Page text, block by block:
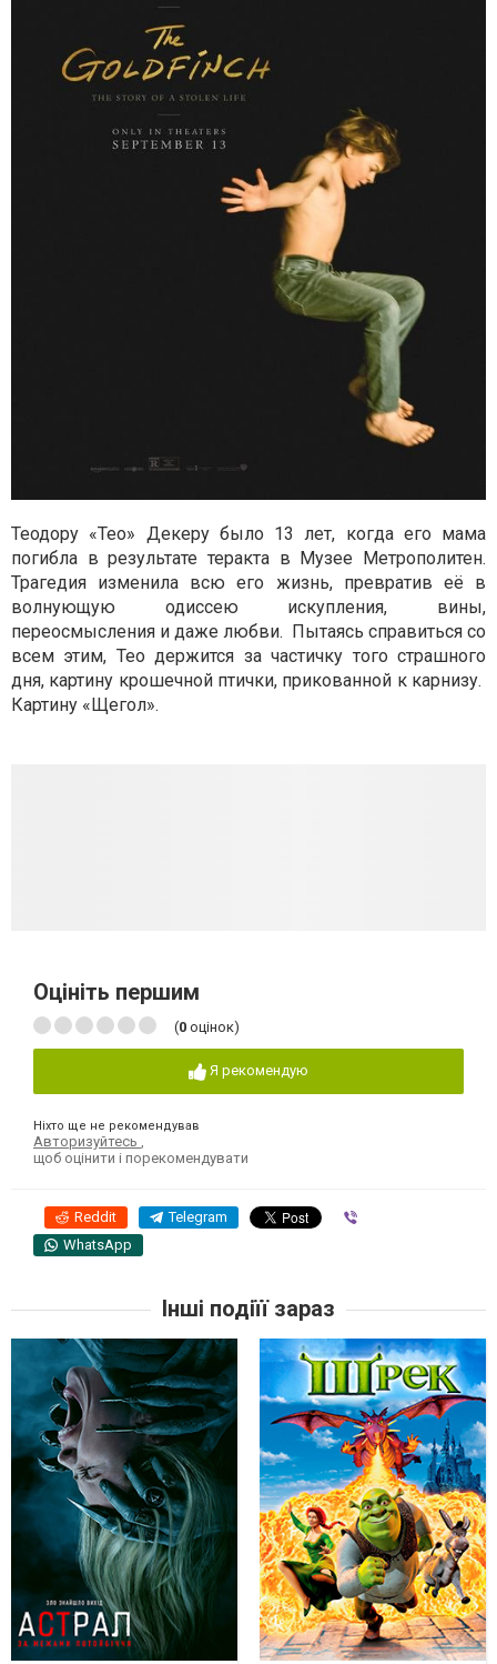
Теодору «Тео» Декеру было 13 лет, когда его мама
погибла в результате теракта в Музее Метрополитен.
Трагедия изменила всю его жизнь, превратив её в
волнующую одиссею искупления, вины,
переосмысления и даже любви. Пытаясь справиться со
всем этим, Тео держится за частичку того страшного
дня, картину крошечной птички, прикованной к карнизу.
Картину «Щегол».
Оцініть першим
(0 оцінок)
Я рекомендую
Ніхто ще не рекомендував
Авторизуйтесь
щоб оцінити і порекомендувати
Reddit Telegram
WhatsApp
Інші подіїї зараз